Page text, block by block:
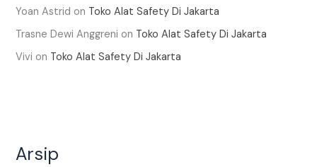
Yoan Astrid on Toko Alat Safety Di Jakarta
Trasne Dewi Anggreni on Toko Alat Safety Di Jakarta
Vivi on Toko Alat Safety Di Jakarta
Arsip